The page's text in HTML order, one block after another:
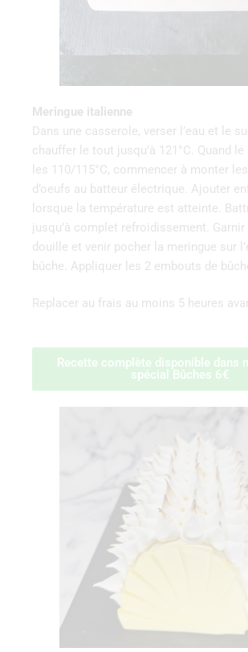
Meringue italienne
Dans une casserole, verser l’eau et le
chauffer le tout jusqu’à 121°C. Quand
les 110/115°C, commencer à monter
d’oeufs au batteur électrique. Ajouter
lorsque la température est atteinte.
jusqu’à complet refroidissement. Garnir
douille et venir pocher la meringue sur
bûche. Appliquer les 2 embouts de
Replacer au frais au moins 5 heures
Recette complète disponible dans
spécial Bûches 6€